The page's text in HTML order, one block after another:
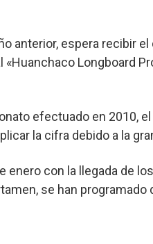
anterior, espera recibir
Longboard
efectuado en 2010,
la cifra debido a la
enero con la llegada de
se han